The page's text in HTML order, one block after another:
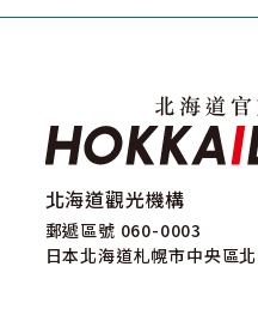
北海道觀光機構
郵遞區號 060-0003
日本北海道札幌市中央區